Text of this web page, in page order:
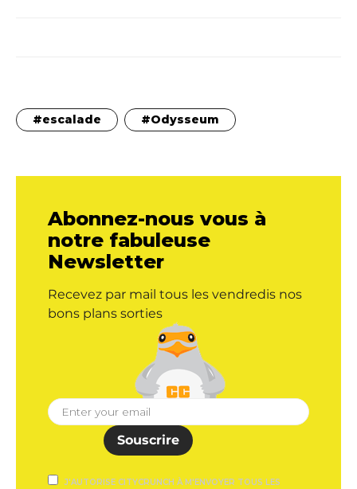
escalade Odysseum
Abonnez-nous vous à
notre fabuleuse
Newsletter
Recevez par mail tous les vendredis nos
bons plans sorties
Souscrire
J'AUTORISE CITYCRUNCH À M'ENVOYER TOUS LES